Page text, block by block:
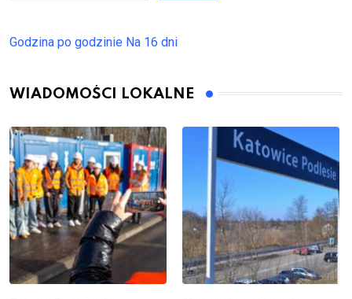
Godzina po godzinie Na 16 dni
WIADOMOŚCI LOKALNE